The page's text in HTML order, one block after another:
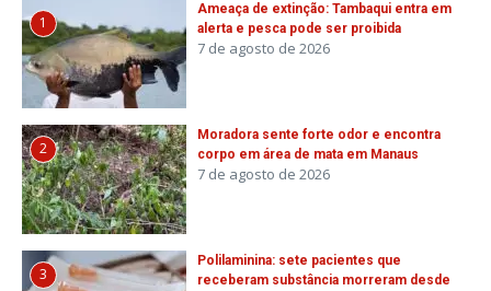
1
Ameaça de extinção: Tambaqui entra em
alerta e pesca pode ser proibida
7 de agosto de 2026
2
Moradora sente forte odor e encontra
corpo em área de mata em Manaus
7 de agosto de 2026
3
Polilaminina: sete pacientes que
receberam substância morreram desde